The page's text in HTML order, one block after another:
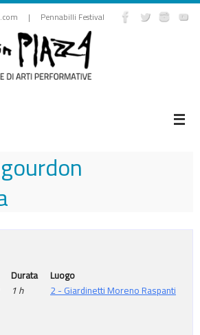
| Pennabilli Festival
Durata
1 h
Luogo
2 - Giardinetti Moreno Raspanti